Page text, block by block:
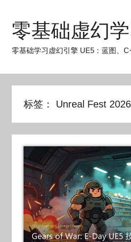
零基础虚幻
零基础学习虚幻引擎 UE5：蓝图、
标签： Unreal Fest 2026